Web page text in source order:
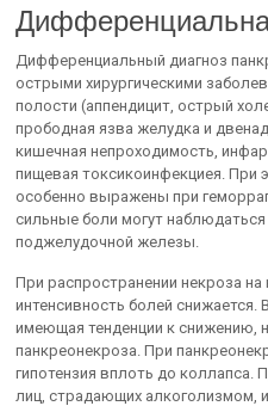
Дифференциальный диагноз
острыми хирургическими
полости (аппендицит, острый
прободная язва желудка и
кишечная непроходимость,
пищевая токсикоинфекциея. При
особенно выражены при
сильные боли могут
поджелудочной железы.
При распространении некроза
интенсивность болей снижается.
имеющая тенденции к снижению,
панкреонекроза. При
гипотензия вплоть до коллапса.
лиц, страдающих алкоголизмом,